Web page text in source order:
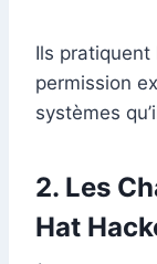
Ils pratiquent
permission
systèmes
2. Les
Hat